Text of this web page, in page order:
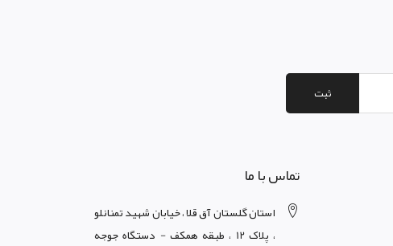
ثبت
تماس با ما
استان گلستان آق قلا ، خيابان شهيد تمنانلو